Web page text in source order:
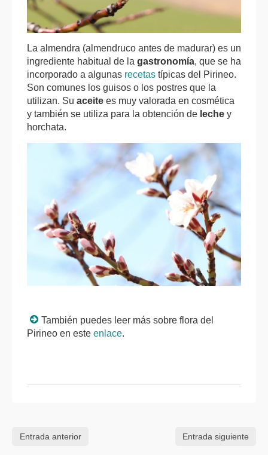
La almendra (almendruco antes de madurar) es un
ingrediente habitual de la gastronomía, que se ha
incorporado a algunas recetas típicas del Pirineo.
Son comunes los guisos o los postres que la
utilizan. Su aceite es muy valorada en cosmética
y también se utiliza para la obtención de leche y
horchata.
También puedes leer más sobre flora del
Pirineo en este enlace.
Entrada anterior Entrada siguiente